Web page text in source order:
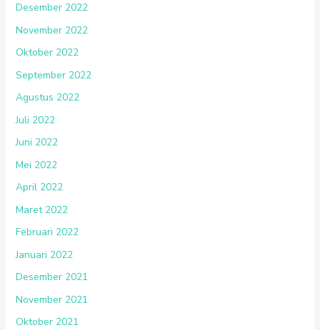
Desember 2022
November 2022
Oktober 2022
September 2022
Agustus 2022
Juli 2022
Juni 2022
Mei 2022
April 2022
Maret 2022
Februari 2022
Januari 2022
Desember 2021
November 2021
Oktober 2021